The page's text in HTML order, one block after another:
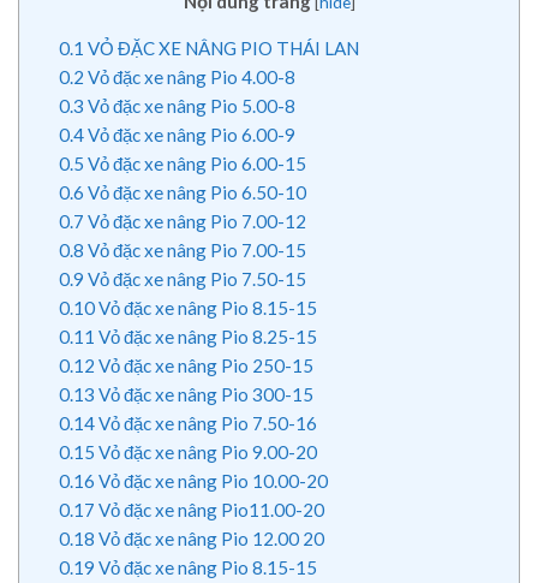
0.1 VỎ ĐẶC XE NÂNG PIO THÁI LAN
0.2 Vỏ đặc xe nâng Pio 4.00-8
0.3 Vỏ đặc xe nâng Pio 5.00-8
0.4Vỏ đặc xe nâng Pio 6.00-9
0.5 Vỏ đặc xe nâng Pio 6.00-15
0.6 Vỏ đặc xe nâng Pio 6.50-10
0.7 Vỏ đặc xe nâng Pio 7.00-12
0.8 Vỏ đặc xe nâng Pio 7.00-15
0.9 Vỏ đặc xe nâng Pio 7.50-15
0.10Vỏ đặc xe nâng Pio 8.15-15
0.11 Vỏ đặc xe nâng Pio 8.25-15
0.12 Vỏ đặc xe nâng Pio 250-15
0.13 Vỏ đặc xe nâng Pio 300-15
0.14Vỏ đặc xe nâng Pio 7.50-16
0.15 Vỏ đặc xe nâng Pio 9.00-20
0.16 Vỏ đặc xe nâng Pio 10.00-20
0.17 Vỏ đặc xe nâng Pio11.00-20
0.18 Vỏ đặc xe nâng Pio 12.00 20
0.19 Vỏ đặc xe nâng Pio 8.15-15